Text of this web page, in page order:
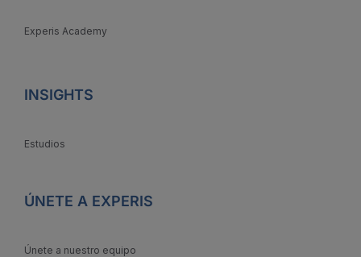
Experis Academy
INSIGHTS
Estudios
ÚNETE A EXPERIS
Únete a nuestro equipo